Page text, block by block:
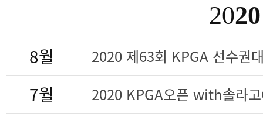
2020
8월 2020 제63회 KPGA 선수권
7월 2020 KPGA오픈 with솔라고